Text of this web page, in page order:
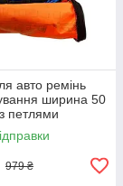
авто ремінь
ширина 50
петлями
та
сумкою
979 ₴